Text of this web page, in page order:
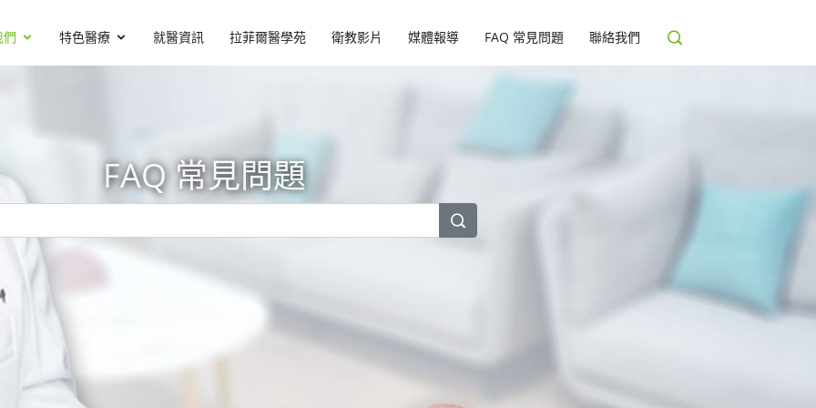
們 特色醫療 就醫資訊 拉菲爾醫學苑 衛教影片 媒體報導 FAQ 常見問題 聯絡我們
FAQ 常見問題